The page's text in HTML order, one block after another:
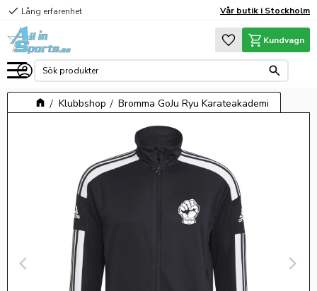
Meny
check Lång erfarenhet Vår butik i Stockholm
Favoriter
Kundvagn
Klubbshop Bromma GoJu Ryu Karateakademi